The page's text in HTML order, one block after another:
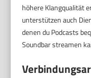
höhere Klangqualität
unterstützen auch
denen du Podcasts
Soundbar streamen